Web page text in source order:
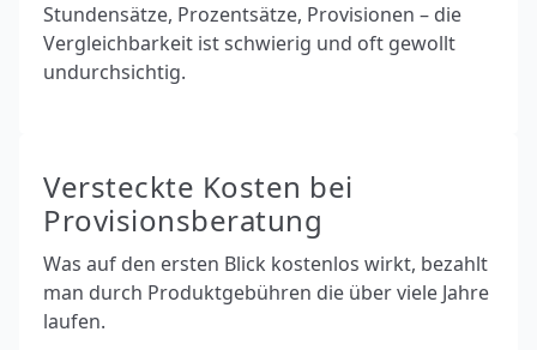
Stundensätze, Prozentsätze, Provisionen – die
Vergleichbarkeit ist schwierig und oft gewollt
undurchsichtig.
Versteckte Kosten bei
Provisionsberatung
Was auf den ersten Blick kostenlos wirkt, bezahlt
man durch Produktgebühren die über viele Jahre
laufen.